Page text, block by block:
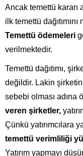
Ancak temettü kararı
ilk temettü
Temettü ödemeleri
verilmektedir.
Temettü dağıtımı,
değildir. Lakin şirketin
sebebi olması adına
veren şirketler,
Çünkü yatırımcılara
temettü verimliliği
Yatırım yapmayı